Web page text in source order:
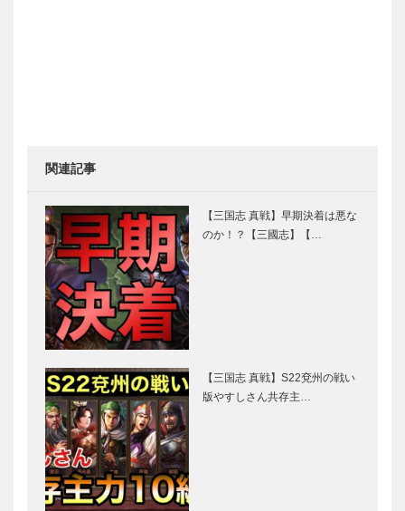
関連記事
【三国志 真戦】早期決着は悪な
のか！？【三國志】【…
【三国志 真戦】S22兗州の戦い
版やすしさん共存主…